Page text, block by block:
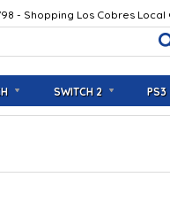
- Shopping Los Cobres
SWITCH 2 PS3